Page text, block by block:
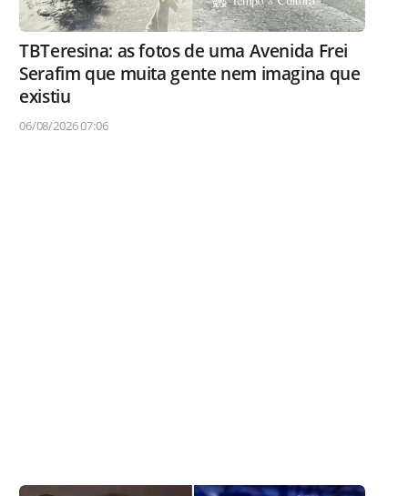
TBTeresina: as fotos de uma Avenida Frei
Serafim que muita gente nem imagina que
existiu
06/08/2026 07:06